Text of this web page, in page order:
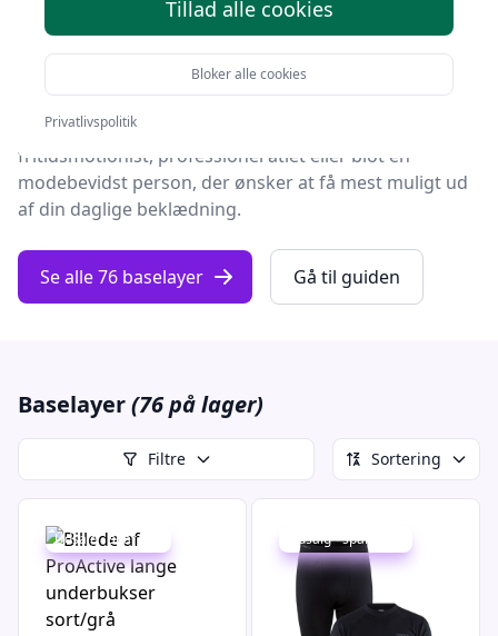
hvordan grundlaget for din beklædning kan påvirke
både komfort og ydeevne.
Baselayer, også kendt som det inderste lag, er en
essentiel del af din garderobe, uanset om du er
fritidsmotionist, professionel atlet eller blot en
modebevidst person, der ønsker at få mest muligt ud
af din daglige beklædning.
Se alle 76 baselayer Gå til guiden
Baselayer(76 på lager)
Filtre Sortering
Udsalg - spar 8 % Udsalg - spar 25 %
Tillad alle cookies
Bloker alle cookies
Privatlivspolitik